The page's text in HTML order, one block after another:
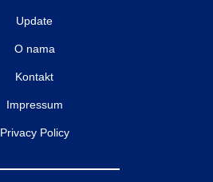
Update
O nama
Kontakt
Impressum
Privacy Policy